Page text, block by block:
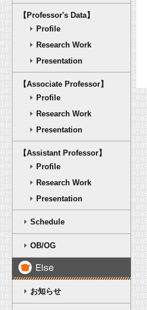
【Professor's Data】
Profile
Research Work
Presentation
【Associate Professor】
Profile
Research Work
Presentation
【Assistant Professor】
Profile
Research Work
Presentation
Schedule
OB/OG
お知らせ